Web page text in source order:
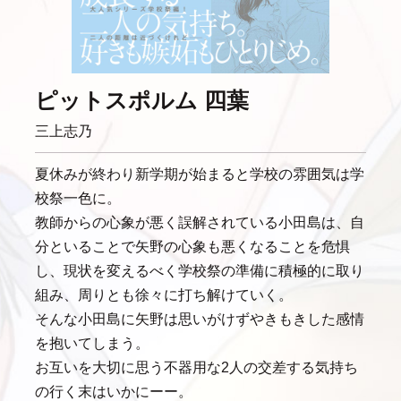
ピットスポルム 四葉
三上志乃
夏休みが終わり新学期が始まると学校の雰囲気は学
校祭一色に。
教師からの心象が悪く誤解されている小田島は、自
分といることで矢野の心象も悪くなることを危惧
し、現状を変えるべく学校祭の準備に積極的に取り
組み、周りとも徐々に打ち解けていく。
そんな小田島に矢野は思いがけずやきもきした感情
を抱いてしまう。
お互いを大切に思う不器用な2人の交差する気持ち
の行く末はいかにーー。